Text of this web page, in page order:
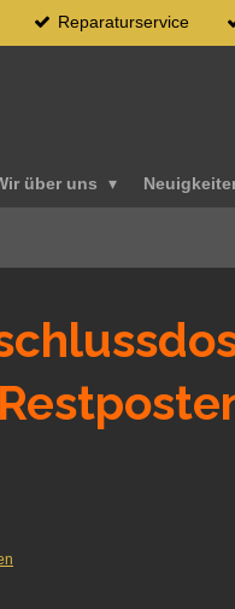
Reparaturservice
über uns